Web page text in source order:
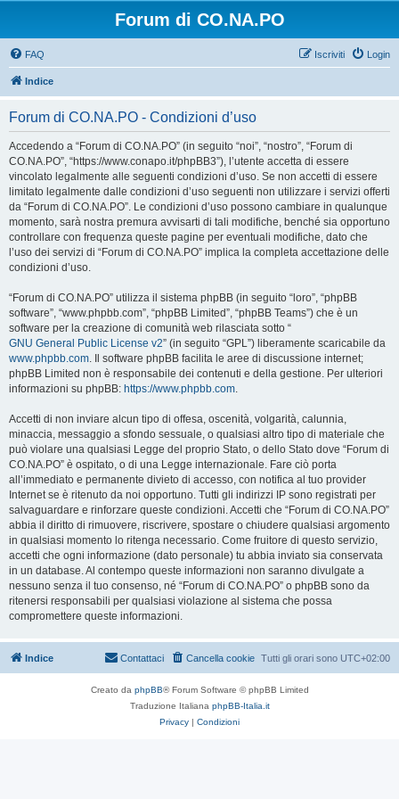
Forum di CO.NA.PO
FAQ Login
Iscriviti
Indice
Forum di CO.NA.PO - Condizioni d’uso
Accedendo a “Forum di CO.NA.PO” (in seguito “noi”, “nostro”, “Forum di
CO.NA.PO”, “https://www.conapo.it/phpBB3”), l’utente accetta di essere
vincolato legalmente alle seguenti condizioni d’uso. Se non accetti di essere
limitato legalmente dalle condizioni d’uso seguenti non utilizzare i servizi offerti
da “Forum di CO.NA.PO”. Le condizioni d’uso possono cambiare in qualunque
momento, sarà nostra premura avvisarti di tali modifiche, benché sia opportuno
controllare con frequenza queste pagine per eventuali modifiche, dato che
l’uso dei servizi di “Forum di CO.NA.PO” implica la completa accettazione delle
condizioni d’uso.
“Forum di CO.NA.PO” utilizza il sistema phpBB (in seguito “loro”, “phpBB
software”, “www.phpbb.com”, “phpBB Limited”, “phpBB Teams”) che è un
software per la creazione di comunità web rilasciata sotto “
GNU General Public License v2” (in seguito “GPL”) liberamente scaricabile da
www.phpbb.com. Il software phpBB facilita le aree di discussione internet;
phpBB Limited non è responsabile dei contenuti e della gestione. Per ulteriori
informazioni su phpBB: https://www.phpbb.com.
Accetti di non inviare alcun tipo di offesa, oscenità, volgarità, calunnia,
minaccia, messaggio a sfondo sessuale, o qualsiasi altro tipo di materiale che
può violare una qualsiasi Legge del proprio Stato, o dello Stato dove “Forum di
CO.NA.PO” è ospitato, o di una Legge internazionale. Fare ciò porta
all’immediato e permanente divieto di accesso, con notifica al tuo provider
Internet se è ritenuto da noi opportuno. Tutti gli indirizzi IP sono registrati per
salvaguardare e rinforzare queste condizioni. Accetti che “Forum di CO.NA.PO”
abbia il diritto di rimuovere, riscrivere, spostare o chiudere qualsiasi argomento
in qualsiasi momento lo ritenga necessario. Come fruitore di questo servizio,
accetti che ogni informazione (dato personale) tu abbia inviato sia conservata
in un database. Al contempo queste informazioni non saranno divulgate a
nessuno senza il tuo consenso, né “Forum di CO.NA.PO” o phpBB sono da
ritenersi responsabili per qualsiasi violazione al sistema che possa
compromettere queste informazioni.
Indice Tutti gli orari sono UTC+02:00
Cancella cookie
Contattaci
Creato da phpBB® Forum Software © phpBB Limited
Traduzione Italiana phpBB-Italia.it
Privacy | Condizioni